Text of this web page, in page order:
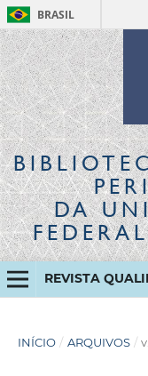
BRASIL
DA
REVISTA
INÍCIO / ARQUIVOS /